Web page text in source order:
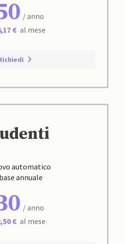
/ anno
€ al mese
automatico
annuale
/ anno
€ al mese